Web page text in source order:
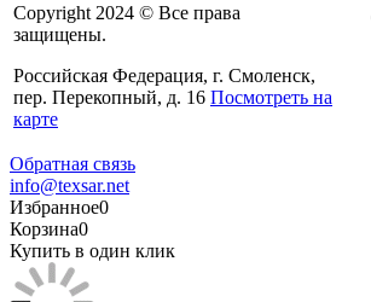
Copyright 2024 © Все права
защищены.
Российская Федерация, г. Смоленск,
пер. Перекопный, д. 16 Посмотреть на
карте
Обратная связь
info@texsar.net
Избранное0
Корзина0
Купить в один клик